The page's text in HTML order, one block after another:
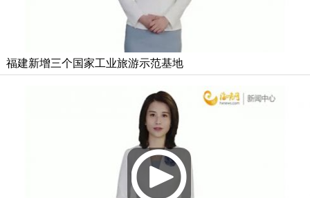
福建新增三个国家工业旅游示范基地